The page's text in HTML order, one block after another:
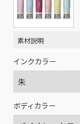
素材説明
インクカラー
ボディカラー